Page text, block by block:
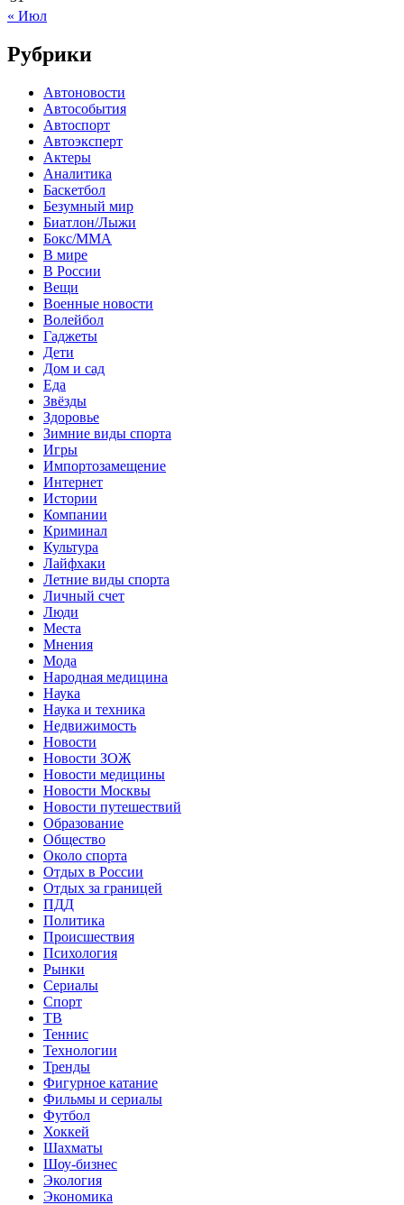
« Июл
Рубрики
Автоновости
Автособытия
Автоспорт
Автоэксперт
Актеры
Аналитика
Баскетбол
Безумный мир
Биатлон/Лыжи
Бокс/MMA
В мире
В России
Вещи
Военные новости
Волейбол
Гаджеты
Дети
Дом и сад
Еда
Звёзды
Здоровье
Зимние виды спорта
Игры
Импортозамещение
Интернет
Истории
Компании
Криминал
Культура
Лайфхаки
Летние виды спорта
Личный счет
Люди
Места
Мнения
Мода
Народная медицина
Наука
Наука и техника
Недвижимость
Новости
Новости ЗОЖ
Новости медицины
Новости Москвы
Новости путешествий
Образование
Общество
Около спорта
Отдых в России
Отдых за границей
ПДД
Политика
Происшествия
Психология
Рынки
Сериалы
Спорт
ТВ
Теннис
Технологии
Тренды
Фигурное катание
Фильмы и сериалы
Футбол
Хоккей
Шахматы
Шоу-бизнес
Экология
Экономика